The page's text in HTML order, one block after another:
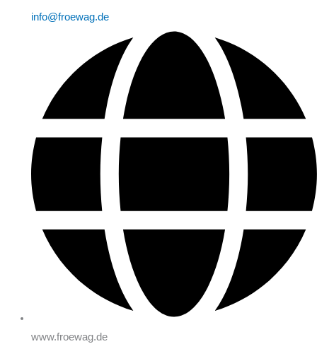
info@froewag.de
www.froewag.de